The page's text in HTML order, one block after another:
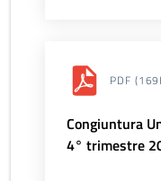
PDF
Congiuntura
4° trimestre